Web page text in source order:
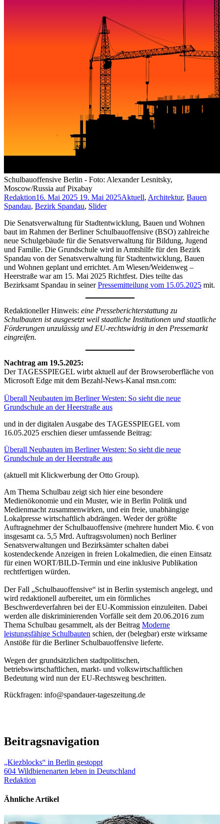
Schulbauoffensive Berlin - Foto: Alexander Lesnitsky,
Moscow/Russia auf Pixabay
Redaktion16. Mai 2025 19. Mai 2025Aktuell, Architektur, Bauen
Spandau, Bezirk Spandau, Slider
Die Senatsverwaltung für Stadtentwicklung, Bauen und Wohnen
baut im Rahmen der Berliner Schulbauoffensive (BSO) zahlreiche
neue Schulgebäude für die Senatsverwaltung für Bildung, Jugend
und Familie. Die Grundschule wird in Amtshilfe für den Bezirk
Spandau von der Senatsverwaltung für Stadtentwicklung, Bauen
und Wohnen geplant und errichtet. Am Wiesen/Weidenweg –
Heerstraße war am 15. Mai 2025 Richtfest. Dies teilte das
Bezirksamt Spandau in seinerPressemitteilung vom 15.05.2025 mit.
Redaktioneller Hinweis: eine Presseberichterstattung zu
Schulbauten ist ausgesetzt weil staatliche Institutionen und staatliche
Förderungen unzulässig und EU-rechtswidrig in den Pressemarkt
eingreifen.
Nachtrag am 19.5.2025:
Der TAGESSPIEGEL wirbt aktuell auf der Browseroberfläche von
Microsoft Edge mit dem Bezahl-News-Kanal msn.com:
Überall Neubauten im Berliner Westen: So sieht die neue
Grundschule an der Heerstraße aus
und in der digitalen Ausgabe des TAGESSPIEGEL vom
16.05.2025 erschien dieser umfassende Beitrag:
Überall Neubauten im Berliner Westen: So sieht die neue
Grundschule an der Heerstraße aus
(aktuell mit Klickwerbung der Otto Group).
Am Thema Schulbau zeigt sich hier eine besondere
Medienökonomie und ein Muster, wie in Berlin Politik und
Medienmacht zusammenwirken, und ein freie, unabhängige
Lokalpresse wirtschaftlich abdrängen. Weder der größte
Auftragnehmer der Schulbauoffensive (mehrere hundert Mio. € von
insgesamt ca. 5,5 Mrd. Auftragsvolumen) noch Berliner
Senatsverwaltungen und Bezirksämter schalten dabei
kostendeckende Anzeigen in freien Lokalmedien, die einen Einsatz
für einen WORT/BILD-Termin und eine inklusive Publikation
rechtfertigen würden.
Der Fall „Schulbauoffensive“ ist in Berlin systemisch angelegt, und
wird redaktionell aufbereitet, um ein förmliches
Beschwerdeverfahren bei der EU-Kommission einzuleiten. Dabei
werden alle diskriminierenden Vorfälle seit dem 20.06.2016 zum
Thema Schulbau gesammelt, als der Beitrag Moderne
leistungsfähige Schulbauten schien, der (belegbar) erste wirksame
Anstöße für die Berliner Schulbauoffensive lieferte.
Wegen der grundsätzlichen stadtpolitischen,
betriebswirtschaftlichen, markt- und volkswirtschaftlichen
Bedeutung wird nun der EU-Rechtsweg beschritten.
Rückfragen: info@spandauer-tageszeitung.de
Beitragsnavigation
„Kiezblocks“ in Berlin gestoppt
604 Wildbienenarten leben in Deutschland
Redaktion
Ähnliche Artikel